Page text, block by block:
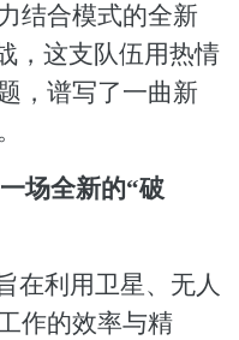
结合模式的全新
，这支队伍用热情
，谱写了一曲新
场全新的“破
在利用卫星、无人
作的效率与精